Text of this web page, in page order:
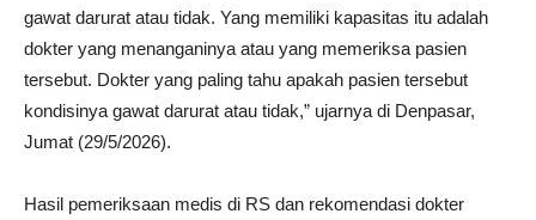
gawat darurat atau tidak. Yang memiliki kapasitas itu adalah
dokter yang menanganinya atau yang memeriksa pasien
tersebut. Dokter yang paling tahu apakah pasien tersebut
kondisinya gawat darurat atau tidak,” ujarnya di Denpasar,
Jumat (29/5/2026).
Hasil pemeriksaan medis di RS dan rekomendasi dokter